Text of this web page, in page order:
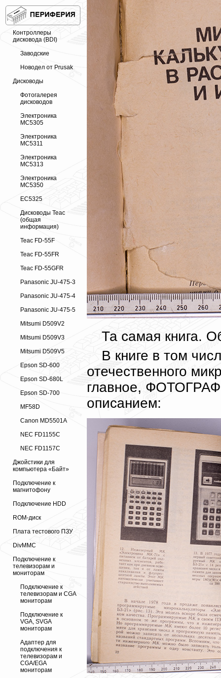
Контроллеры
дисковода (BDI)
Заводские
Новодел от Prusak
Дисководы
Фотогалерея
дисководов
Электроника
МС5305
Электроника
МС5311
Электроника
МС5313
Электроника
МС5350
ЕС5325
Дисководы Teac
(общая
информация)
Teac FD-55F
Teac FD-55FR
Teac FD-55GFR
Panasonic JU-475-3
Panasonic JU-475-4
Panasonic JU-475-5
Mitsumi D509V2
Mitsumi D509V3
Mitsumi D509V5
Epson SD-600
Epson SD-680L
Epson SD-700
MF58D
Canon MD5501A
NEC FD1155C
NEC FD1157C
Джойстики для
компьютера «Байт»
Подключение к
магнитофону
Подключение HDD
ROM-диск
Плата тестового ПЗУ
DivMMC
Подключение к
телевизорам и
мониторам
Подключение к
телевизорам и CGA
мониторам
Подключение к
VGA, SVGA
мониторам
Адаптер для
подключения к
телевизорам и
CGA/EGA
мониторам
Та самая книга.
В книге в том
отечественного
главное,
описанием: